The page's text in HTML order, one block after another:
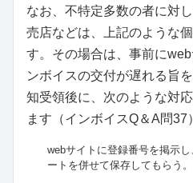
なお、不特定多数の者に対
売店などは、上記のような
す。その場合は、事前に
ンボイスの交付が遅れる旨
知受領後に、次のような対
ます（インボイスQ＆A問37
webサイトに登録番号を掲示し
ートを併せて保存してもらう。